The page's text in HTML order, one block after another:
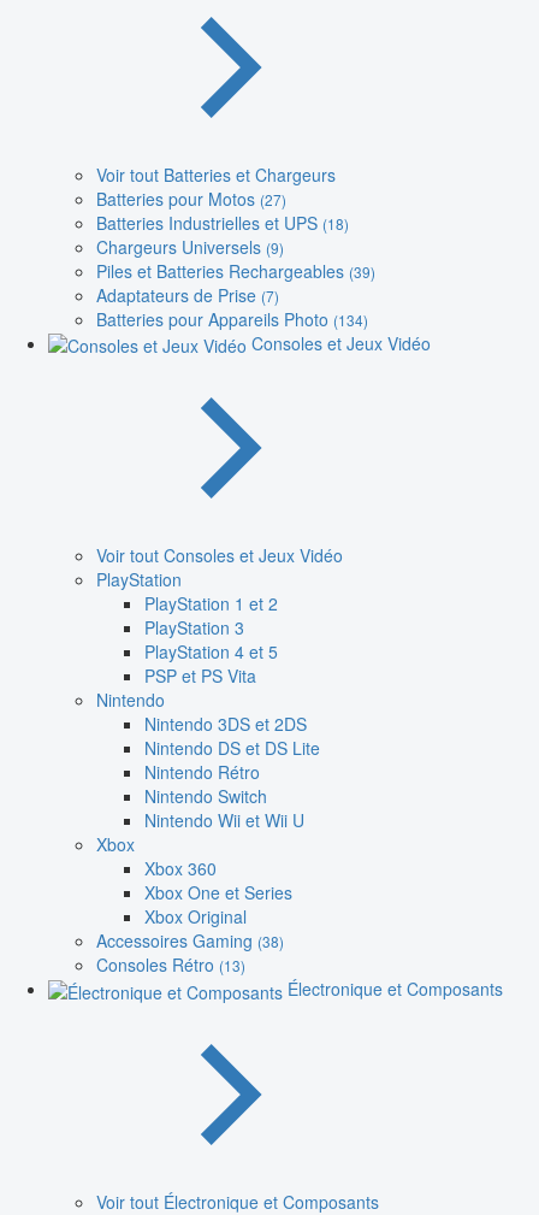
Voir tout Batteries et Chargeurs
Batteries pour Motos (27)
Batteries Industrielles et UPS (18)
Chargeurs Universels (9)
Piles et Batteries Rechargeables (39)
Adaptateurs de Prise (7)
Batteries pour Appareils Photo (134)
Consoles et Jeux Vidéo
Voir tout Consoles et Jeux Vidéo
PlayStation
PlayStation 1 et 2
PlayStation 3
PlayStation 4 et 5
PSP et PS Vita
Nintendo
Nintendo 3DS et 2DS
Nintendo DS et DS Lite
Nintendo Rétro
Nintendo Switch
Nintendo Wii et Wii U
Xbox
Xbox 360
Xbox One et Series
Xbox Original
Accessoires Gaming (38)
Consoles Rétro (13)
Électronique et Composants
Voir tout Électronique et Composants